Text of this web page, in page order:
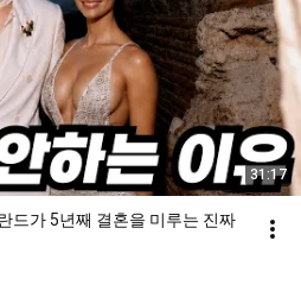
31:17
드가 5년째 결혼을 미루는 진짜